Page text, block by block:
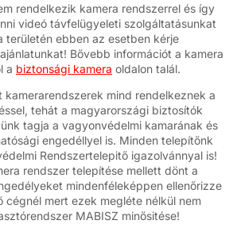
rendelkezik kamera rendszerrel és így
videó távfelügyeleti szolgáltatásunkat
területén ebben az esetben kérje
Bővebb információt a kamera
a biztonsági kamera oldalon talál.
mind rendelkeznek a
tehát a magyarországi biztosítók
tagja a vagyonvédelmi kamarának és
engedéllyel is. Minden telepítőnk
Rendszertelepitő igazolvánnyal is!
rendszer telepítése mellett dönt a
mindenféleképpen ellenőrizze
cégnél mert ezek megléte nélkül nem
MABISZ minősitése!